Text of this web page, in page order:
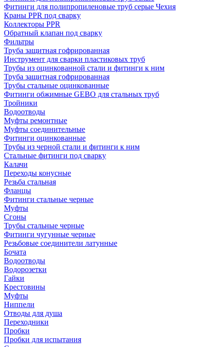
Фитинги для полипропиленовые труб серые Чехия
Краны PPR под сварку
Коллекторы PPR
Обратный клапан под сварку
Фильтры
Труба защитная гофрированная
Инструмент для сварки пластиковых труб
Трубы из оцинкованной стали и фитинги к ним
Труба защитная гофрированная
Трубы стальные оцинкованные
Фитинги обжимные GEBO для стальных труб
Тройники
Водоотводы
Муфты ремонтные
Муфты соединительные
Фитинги оцинкованные
Трубы из черной стали и фитинги к ним
Стальные фитинги под сварку
Калачи
Переходы конусные
Резьба стальная
Фланцы
Фитинги стальные черные
Муфты
Сгоны
Трубы стальные черные
Фитинги чугунные черные
Резьбовые соединители латунные
Бочата
Водоотводы
Водорозетки
Гайки
Крестовины
Муфты
Ниппели
Отводы для душа
Переходники
Пробки
Пробки для испытания